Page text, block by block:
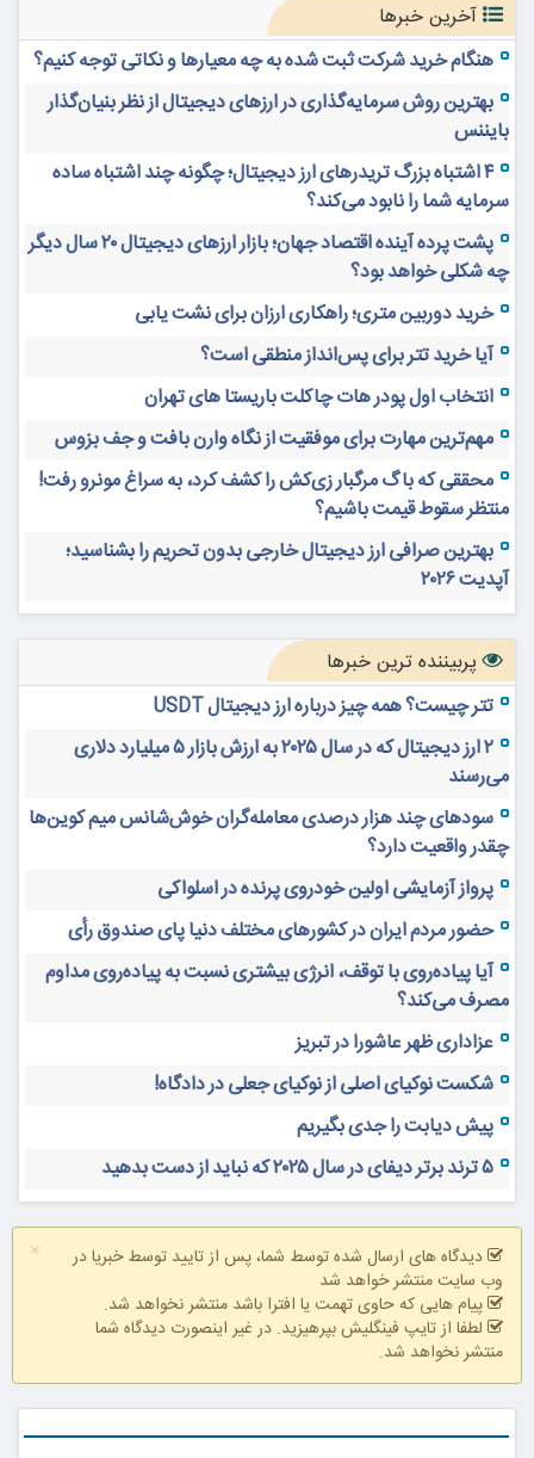
آخرین خبرها
هنگام خرید شرکت ثبت شده به چه معیارها و نکاتی توجه کنیم؟
بهترین روش سرمایه‌گذاری در ارزهای دیجیتال از نظر بنیان‌گذار
بایننس
۴ اشتباه بزرگ تریدرهای ارز دیجیتال؛ چگونه چند اشتباه ساده
سرمایه شما را نابود می‌کند؟
پشت پرده آینده اقتصاد جهان؛ بازار ارزهای دیجیتال ۲۰ سال دیگر
چه شکلی خواهد بود؟
خرید دوربین متری؛ راهکاری ارزان برای نشت یابی
آیا خرید تتر برای پس‌انداز منطقی است؟
انتخاب اول پودر هات چاکلت باریستا های تهران
مهم‌ترین مهارت برای موفقیت از نگاه وارن بافت و جف بزوس
محققی که باگ مرگبار زی‌کش را کشف کرد، به سراغ مونرو رفت!
منتظر سقوط قیمت باشیم؟
بهترین صرافی ارز دیجیتال خارجی بدون تحریم را بشناسید؛
آپدیت ۲۰۲۶
پربیننده ترین خبرها
تتر چیست؟ همه چیز درباره ارز دیجیتال USDT
۲ ارز دیجیتال که در سال ۲۰۲۵ به ارزش بازار ۵ میلیارد دلاری
می‌رسند
سودهای چند هزار درصدی معامله‌گران خوش‌شانس میم کوین‌ها
چقدر واقعیت دارد؟
پرواز آزمایشی اولین خودروی پرنده در اسلواکی
حضور مردم ایران در کشورهای مختلف دنیا پای صندوق رأی
آیا پیاده‌روی با توقف، انرژی بیشتری نسبت به پیاده‌روی مداوم
مصرف می‌کند؟
عزاداری ظهر عاشورا در تبریز
شکست نوکیای اصلی از نوکیای جعلی در دادگاه!
پیش دیابت را جدی بگیریم
۵ ترند برتر دیفای در سال ۲۰۲۵ که نباید از دست بدهید
×
دیدگاه های ارسال شده توسط شما، پس از تایید توسط خبریا در
وب سایت منتشر خواهد شد
پیام هایی که حاوی تهمت یا افترا باشد منتشر نخواهد شد.
لطفا از تایپ فینگلیش بپرهیزید. در غیر اینصورت دیدگاه شما
منتشر نخواهد شد.